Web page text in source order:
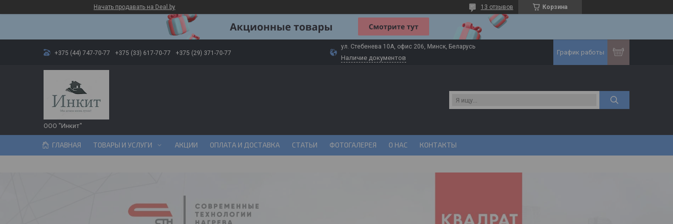
Начать продавать на Deal.by Корзина
13 отзывов
+375 (44) 747-70-77 +375 (33) 617-70-77 +375 (29) 371-70-77
ул. Стебенева 10А, офис 206, Минск, Беларусь
Наличие документов
График работы
ООО "Инкит"
ГЛАВНАЯ ТОВАРЫ И УСЛУГИ АКЦИИ ОПЛАТА И ДОСТАВКА СТАТЬИ ФОТОГАЛЕРЕЯ О НАС КОНТАКТЫ